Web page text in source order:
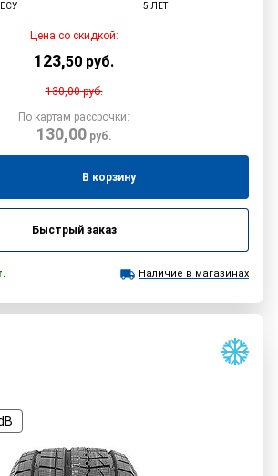
5 ЛЕТ
Цена со скидкой:
123,50 руб.
130,00руб.
По картам рассрочки:
130,00руб.
В корзину
Быстрый заказ
Наличие в магазинах